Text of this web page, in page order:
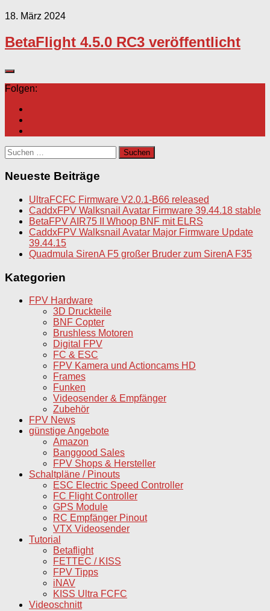
18. März 2024
BetaFlight 4.5.0 RC3 veröffentlicht
Folgen:
Suchen
nach:
Neueste Beiträge
UltraFCFC Firmware V2.0.1-B66 released
CaddxFPV Walksnail Avatar Firmware 39.44.18 stable
BetaFPV AIR75 II Whoop BNF mit ELRS
CaddxFPV Walksnail Avatar Major Firmware Update
39.44.15
Quadmula SirenA F5 großer Bruder zum SirenA F35
Kategorien
FPV Hardware
3D Druckteile
BNF Copter
Brushless Motoren
Digital FPV
FC & ESC
FPV Kamera und Actioncams HD
Frames
Funken
Videosender & Empfänger
Zubehör
FPV News
günstige Angebote
Amazon
Banggood Sales
FPV Shops & Hersteller
Schaltpläne / Pinouts
ESC Electric Speed Controller
FC Flight Controller
GPS Module
RC Empfänger Pinout
VTX Videosender
Tutorial
Betaflight
FETTEC / KISS
FPV Tipps
iNAV
KISS Ultra FCFC
Videoschnitt